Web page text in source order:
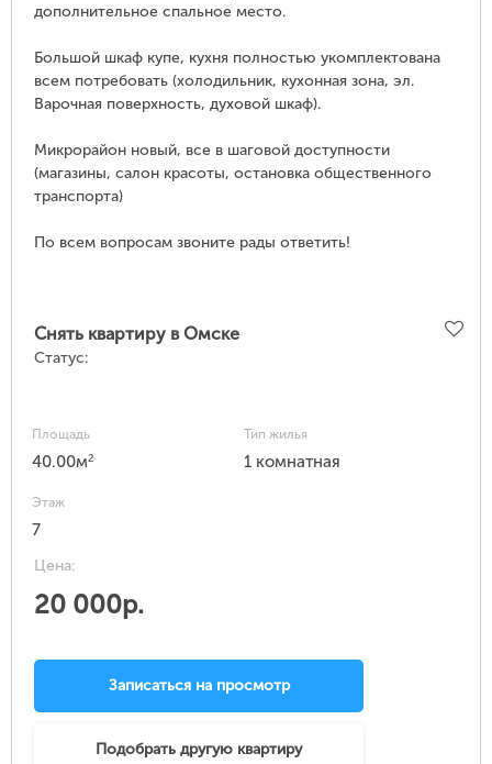
дополнительное спальное место.
Большой шкаф купе, кухня полностью укомплектована
всем потребовать (холодильник, кухонная зона, эл.
Варочная поверхность, духовой шкаф).
Микрорайон новый, все в шаговой доступности
(магазины, салон красоты, остановка общественного
транспорта)
По всем вопросам звоните рады ответить!
Снять квартиру в Омске
Статус:
Площадь
40.00м2
Тип жилья
1 комнатная
Этаж
7
Цена:
20 000р.
Записаться на просмотр
Подобрать другую квартиру